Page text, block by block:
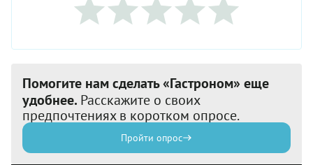
Помогите нам сделать «Гастроном» еще
удобнее. Расскажите о своих
предпочтениях в коротком опросе.
Пройти опрос